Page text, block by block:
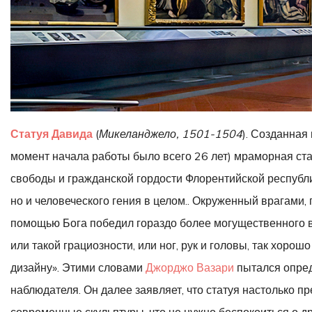
Статуя Давида (Микеланджело, 1501-1504).
момент начала работы было всего 26 лет) мраморная
свободы и гражданской гордости Флорентийской
но и человеческого гения в целом.. Окруженный
помощью Бога победил гораздо более
или такой грациозности, или ног, рук и головы, так
дизайну». Этими словами Джорджо Вазари пытался
наблюдателя. Он далее заявляет, что статуя настолько